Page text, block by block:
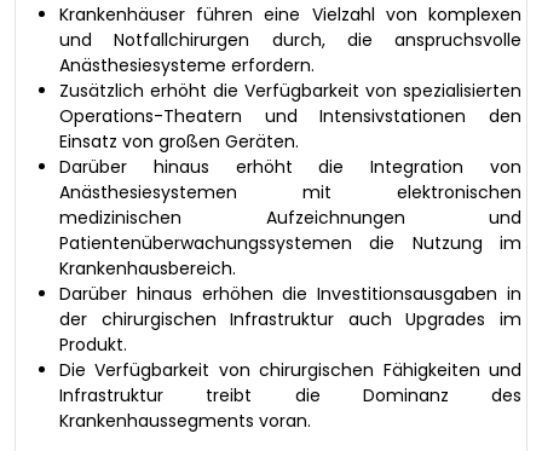
Krankenhäuser führen eine Vielzahl von komplexen
und Notfallchirurgen durch, die anspruchsvolle
Anästhesiesysteme erfordern.
Zusätzlich erhöht die Verfügbarkeit von spezialisierten
Operations-Theatern und Intensivstationen den
Einsatz von großen Geräten.
Darüber hinaus erhöht die Integration von
Anästhesiesystemen mit elektronischen
medizinischen Aufzeichnungen und
Patientenüberwachungssystemen die Nutzung im
Krankenhausbereich.
Darüber hinaus erhöhen die Investitionsausgaben in
der chirurgischen Infrastruktur auch Upgrades im
Produkt.
Die Verfügbarkeit von chirurgischen Fähigkeiten und
Infrastruktur treibt die Dominanz des
Krankenhaussegments voran.